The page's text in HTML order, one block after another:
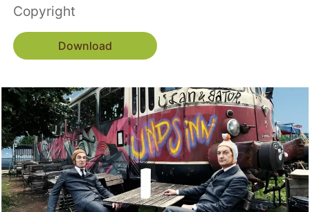
Copyright
Download